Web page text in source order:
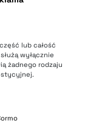
lub całość
wyłącznie
żadnego rodzaju